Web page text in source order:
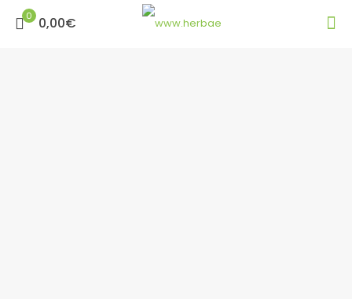
0 0,00€